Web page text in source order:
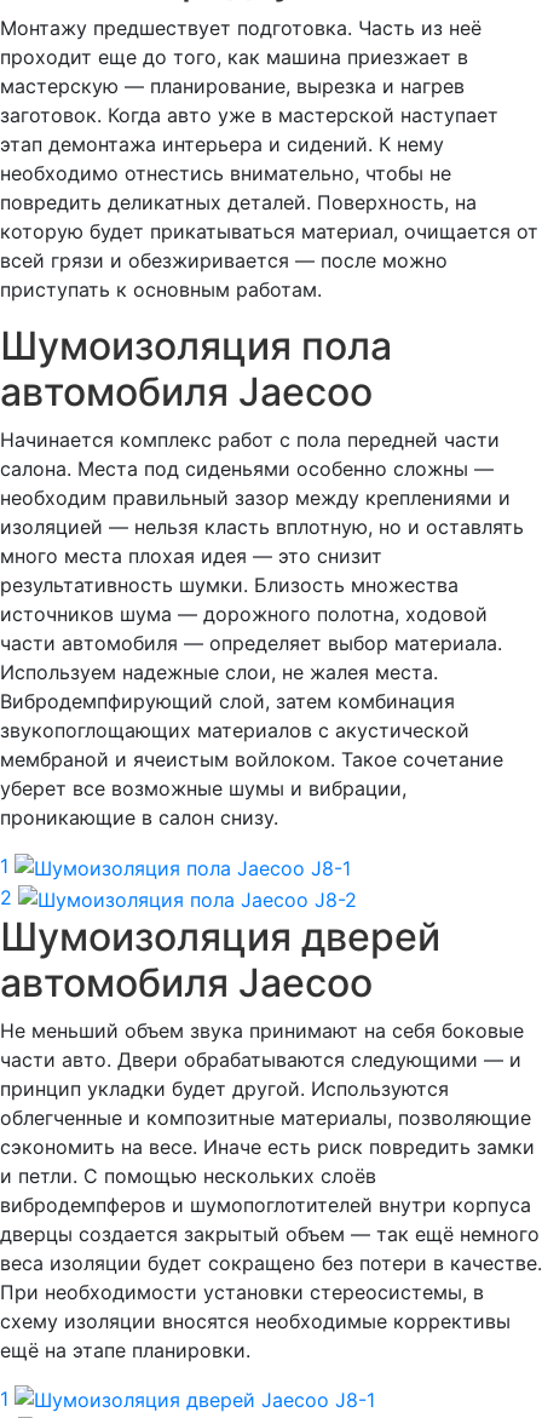
Монтажу предшествует подготовка. Часть из неё
проходит еще до того, как машина приезжает в
мастерскую — планирование, вырезка и нагрев
заготовок. Когда авто уже в мастерской наступает
этап демонтажа интерьера и сидений. К нему
необходимо отнестись внимательно, чтобы не
повредить деликатных деталей. Поверхность, на
которую будет прикатываться материал, очищается от
всей грязи и обезжиривается — после можно
приступать к основным работам.
Шумоизоляция пола
автомобиля Jaecoo
Начинается комплекс работ с пола передней части
салона. Места под сиденьями особенно сложны —
необходим правильный зазор между креплениями и
изоляцией — нельзя класть вплотную, но и оставлять
много места плохая идея — это снизит
результативность шумки. Близость множества
источников шума — дорожного полотна, ходовой
части автомобиля — определяет выбор материала.
Используем надежные слои, не жалея места.
Вибродемпфирующий слой, затем комбинация
звукопоглощающих материалов с акустической
мембраной и ячеистым войлоком. Такое сочетание
уберет все возможные шумы и вибрации,
проникающие в салон снизу.
1
2
Шумоизоляция дверей
автомобиля Jaecoo
Не меньший объем звука принимают на себя боковые
части авто. Двери обрабатываются следующими — и
принцип укладки будет другой. Используются
облегченные и композитные материалы, позволяющие
сэкономить на весе. Иначе есть риск повредить замки
и петли. С помощью нескольких слоёв
вибродемпферов и шумопоглотителей внутри корпуса
дверцы создается закрытый объем — так ещё немного
веса изоляции будет сокращено без потери в качестве.
При необходимости установки стереосистемы, в
схему изоляции вносятся необходимые коррективы
ещё на этапе планировки.
1